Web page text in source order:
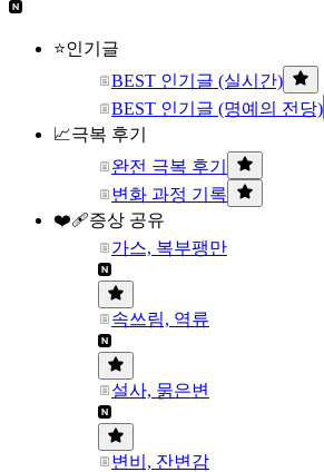
⭐인기글
BEST 인기글 (실시간)
BEST 인기글 (명예의 전당)
📈극복 후기
완전 극복 후기
변화 과정 기록
❤️‍🩹증상 공유
가스, 복부팽만
속쓰림, 역류
설사, 묽은변
변비, 잔변감